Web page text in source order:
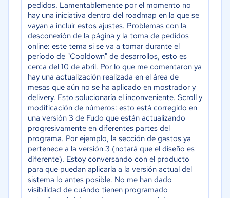
pedidos. Lamentablemente por el momento no
hay una iniciativa dentro del roadmap en la que se
vayan a incluir estos ajustes. Problemas con la
desconexión de la página y la toma de pedidos
online: este tema si se va a tomar durante el
período de "Cooldown" de desarrollos, esto es
cerca del 10 de abril. Por lo que me comentaron ya
hay una actualización realizada en el área de
mesas que aún no se ha aplicado en mostrador y
delivery. Esto solucionaría el inconveniente. Scroll y
modificación de números: esto está corregido en
una versión 3 de Fudo que están actualizando
progresivamente en diferentes partes del
programa. Por ejemplo, la sección de gastos ya
pertenece a la versión 3 (notará que el diseño es
diferente). Estoy conversando con el producto
para que puedan aplicarla a la versión actual del
sistema lo antes posible. No me han dado
visibilidad de cuándo tienen programado